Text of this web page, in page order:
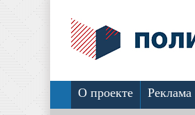
О проекте Реклама